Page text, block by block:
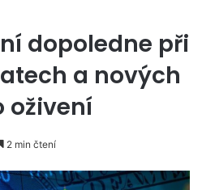
dopoledne při
a nových
oživení
2 min čtení